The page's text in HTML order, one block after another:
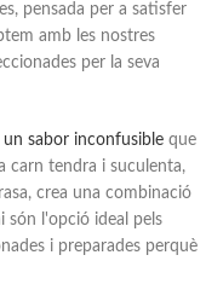
pensada per a satisfer
amb les nostres
per la seva
un sabor inconfusible que
carn tendra i suculenta,
crea una combinació
són l'opció ideal pels
i preparades perquè